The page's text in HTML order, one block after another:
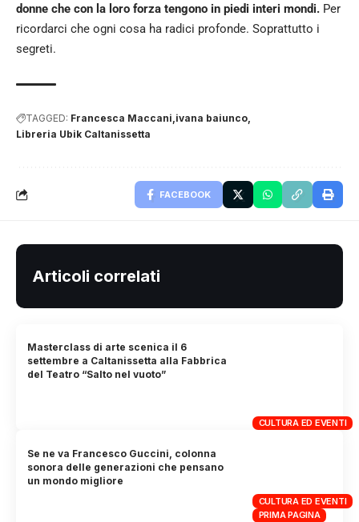
donne che con la loro forza tengono in piedi interi mondi. Per
ricordarci che ogni cosa ha radici profonde. Soprattutto i
segreti.
TAGGED: Francesca Maccani ivana baiunco
Libreria Ubik Caltanissetta
FACEBOOK
Articoli correlati
CULTURA ED EVENTI
Masterclass di arte scenica il 6
settembre a Caltanissetta alla Fabbrica
del Teatro “Salto nel vuoto”
CULTURA ED EVENTI
PRIMA PAGINA
Se ne va Francesco Guccini, colonna
sonora delle generazioni che pensano
un mondo migliore